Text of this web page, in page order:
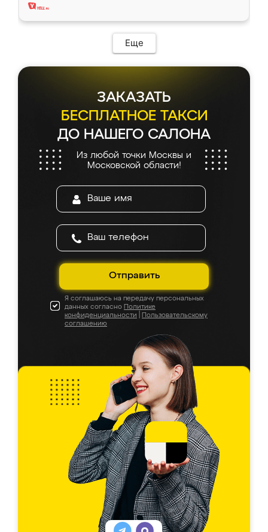
Еще
ЗАКАЗАТЬ
БЕСПЛАТНОЕ ТАКСИ
ДО НАШЕГО САЛОНА
Из любой точки Москвы и
Московской области!
Отправить
Я соглашаюсь на передачу персональных
данных согласно Политике
конфиденциальности
Пользовательскому
соглашению